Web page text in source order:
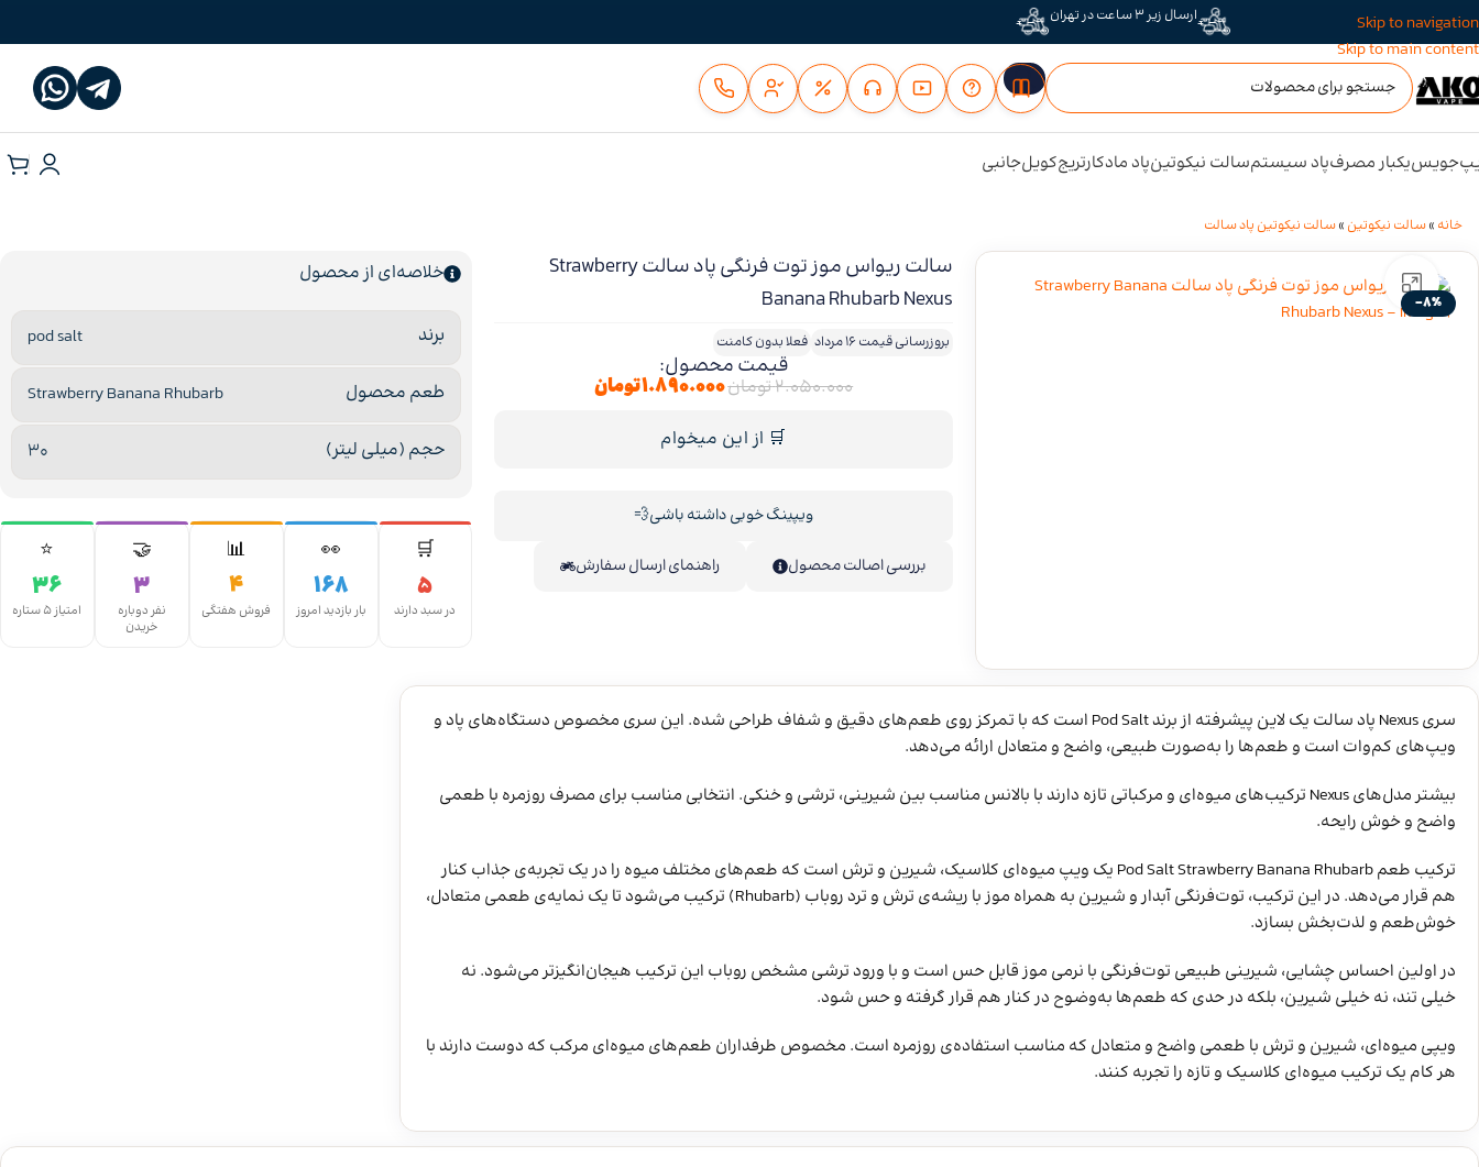
Skip to navigation
Skip to main content
ارسال زیر 3 ساعت در تهران
جویسیکبار مصرفپاد سیستمسالت نیکوتینپاد مادکارتریجکویلجانبی
خانه »سالت نیکوتین »سالت نیکوتین پاد سالت
خلاصه‌ای از محصول
برند pod salt
طعم محصول Strawberry Banana Rhubarb
حجم (میلی لیتر) 30
🛒
5
در سبد دارند
👀
168
بار بازدید امروز
📊
4
فروش هفتگی
🤝
3
نفر دوباره
خریدن
⭐
36
امتیاز ۵ ستاره
سالت ریواس موز توت فرنگی پاد سالت Strawberry
Banana Rhubarb Nexus
بروزرسانی قیمت 16 مرداد فعلا بدون کامنت
قیمت محصول:
۲.۰۵۰.۰۰۰تومان۱.۸۹۰.۰۰۰تومان
🛒 از این میخوام
ویپینگ خوبی داشته باشی💨
بررسی اصالت محصول راهنمای ارسال سفارش
-8%
برای بزرگنمایی کلیک کنید
سری Nexus پاد سالت یک لاین پیشرفته از برند Pod Salt است که با تمرکز روی طعم‌های دقیق و شفاف طراحی شده. این سری مخصوص دستگاه‌های پاد و
ویپ‌های کم‌وات است و طعم‌ها را به‌صورت طبیعی، واضح و متعادل ارائه می‌دهد.
بیشتر مدل‌های Nexus ترکیب‌های میوه‌ای و مرکباتی تازه دارند با بالانس مناسب بین شیرینی، ترشی و خنکی. انتخابی مناسب برای مصرف روزمره با طعمی
واضح و خوش رایحه.
ترکیب طعم Pod Salt Strawberry Banana Rhubarb یک ویپ میوه‌ای کلاسیک، شیرین و ترش است که طعم‌های مختلف میوه را در یک تجربه‌ی جذاب کنار
هم قرار می‌دهد. در این ترکیب، توت‌فرنگی آبدار و شیرین به همراه موز با ریشه‌ی ترش و ترد روبا‌ب (Rhubarb) ترکیب می‌شود تا یک نمایه‌ی طعمی متعادل،
خوش‌طعم و لذت‌بخش بسازد.
در اولین احساس چشایی، شیرینی طبیعی توت‌فرنگی با نرمی موز قابل حس است و با ورود ترشی مشخص روبا‌ب این ترکیب هیجان‌انگیزتر می‌شود. نه
خیلی تند، نه خیلی شیرین، بلکه در حدی که طعم‌ها به‌وضوح در کنار هم قرار گرفته و حس شود.
ویپی میوه‌ای، شیرین و ترش با طعمی واضح و متعادل که مناسب استفاده‌ی روزمره است. مخصوص طرفداران طعم‌های میوه‌ای مرکب که دوست دارند با
هر کام یک ترکیب میوه‌ای کلاسیک و تازه را تجربه کنند.